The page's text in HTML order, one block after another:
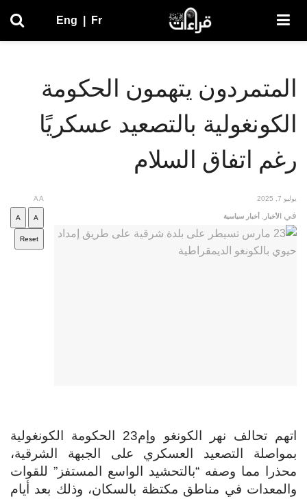
Eng Fr
المتمردون يتهمون الحكومة
الكونغولية بالتصعيد عسكريًا
رغم اتفاق السلام
يوليو 7, 2025
في الأخبار أخبار سياسية
AA
A
A
Reset
اتهم تحالف نهر الكونغو وإم23 الحكومة الكونغولية
بمواصلة التصعيد العسكري على الجبهة الشرقية،
محذرا مما وصفه “بالتحشيد الواسع المستفز” للقوات
والمعدات في مناطق مكتظة بالسكان، وذلك بعد أيام